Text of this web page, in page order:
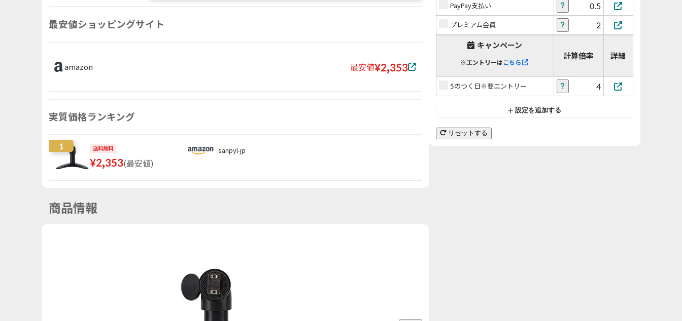
最安値ショッピングサイト
amazon 最安値¥2,353
実質価格ランキング
1 送料無料
¥2,353(最安値)
sanpyl-jp
商品情報
PayPay支払い 0.5
プレミアム会員 2
キャンペーン
※エントリーはこちら
計算倍率 詳細
5のつく日※要エントリー 4
設定を追加する
リセットする